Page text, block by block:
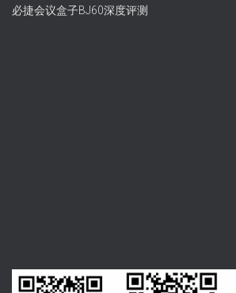
必捷会议盒子BJ60深度评测